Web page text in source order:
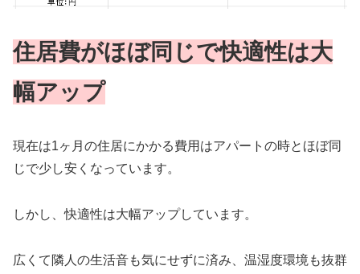
住居費がほぼ同じで快適性は大
幅アップ
現在は1ヶ月の住居にかかる費用はアパートの時とほぼ同
じで少し安くなっています。
しかし、快適性は大幅アップしています。
広くて隣人の生活音も気にせずに済み、温湿度環境も抜群